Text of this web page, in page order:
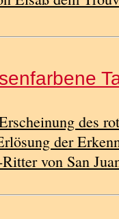
des
der
von San